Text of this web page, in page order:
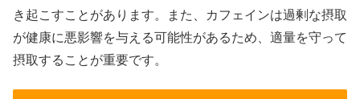
き起こすことがあります。また、カフェインは過剰な摂取
が健康に悪影響を与える可能性があるため、適量を守って
摂取することが重要です。